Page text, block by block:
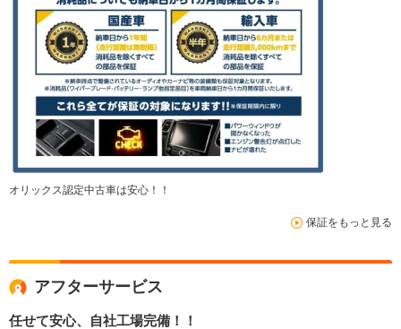
オリックス認定中古車は安心！！
保証をもっと見る
アフターサービス
任せて安心、自社工場完備！！